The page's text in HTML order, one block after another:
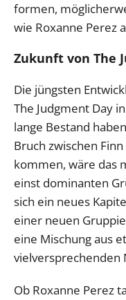
formen,
wie Roxanne Perez
Zukunft von The
Die jüngsten
The Judgment Day
lange Bestand
Bruch zwischen
kommen, wäre das
einst dominanten
sich ein neues
einer neuen
eine Mischung aus
vielversprechenden
Ob Roxanne Perez